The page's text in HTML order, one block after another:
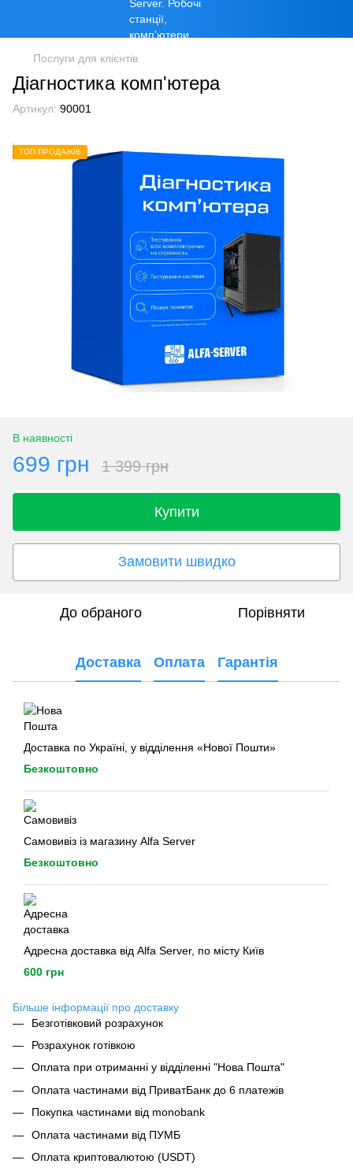
Послуги для клієнтів
Діагностика комп'ютера
Артикул: 90001
ТОП ПРОДАЖІВ
В наявності
699 грн 1 399 грн
Купити
Замовити швидко
До обраного Порівняти
Доставка Оплата Гарантія
Доставка по Україні, у відділення «Нової Пошти»
Безкоштовно
Самовивіз із магазину Alfa Server
Безкоштовно
Адресна доставка від Alfa Server, по місту Київ
600 грн
Більше інформації про доставку
Безготівковий розрахунок
Розрахунок готівкою
Оплата при отриманні у відділенні "Нова Пошта"
Оплата частинами від ПриватБанк до 6 платежів
Покупка частинами від monobank
Оплата частинами від ПУМБ
Оплата криптовалютою (USDT)